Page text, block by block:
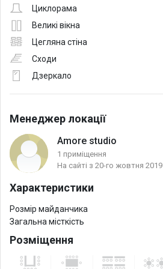
Циклорама
Великі вікна
Цегляна стіна
Сходи
Дзеркало
Менеджер локації
Amore studio
1 приміщення
На сайті з 20-го жовтня 2019
Характеристики
Розмір майданчика
Загальна місткість
Розміщення